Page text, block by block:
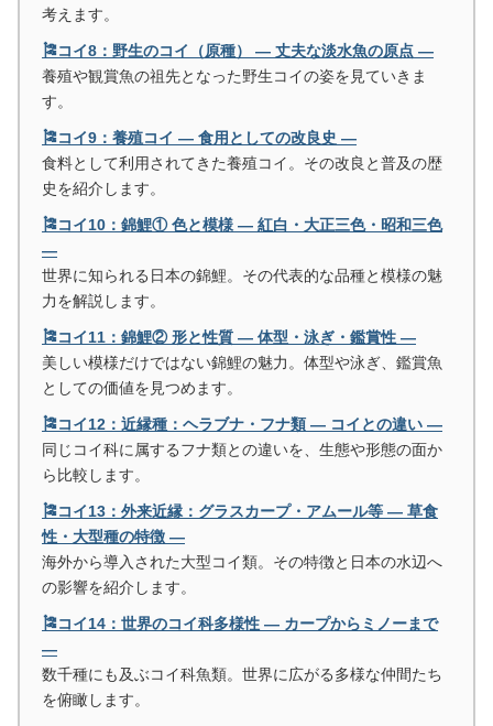
考えます。
🎏コイ8：野生のコイ（原種） ― 丈夫な淡水魚の原点 ―
養殖や観賞魚の祖先となった野生コイの姿を見ていきま
す。
🎏コイ9：養殖コイ ― 食用としての改良史 ―
食料として利用されてきた養殖コイ。その改良と普及の歴
史を紹介します。
🎏コイ10：錦鯉① 色と模様 ― 紅白・大正三色・昭和三色
―
世界に知られる日本の錦鯉。その代表的な品種と模様の魅
力を解説します。
🎏コイ11：錦鯉② 形と性質 ― 体型・泳ぎ・鑑賞性 ―
美しい模様だけではない錦鯉の魅力。体型や泳ぎ、鑑賞魚
としての価値を見つめます。
🎏コイ12：近縁種：ヘラブナ・フナ類 ― コイとの違い ―
同じコイ科に属するフナ類との違いを、生態や形態の面か
ら比較します。
🎏コイ13：外来近縁：グラスカープ・アムール等 ― 草食
性・大型種の特徴 ―
海外から導入された大型コイ類。その特徴と日本の水辺へ
の影響を紹介します。
🎏コイ14：世界のコイ科多様性 ― カープからミノーまで
―
数千種にも及ぶコイ科魚類。世界に広がる多様な仲間たち
を俯瞰します。